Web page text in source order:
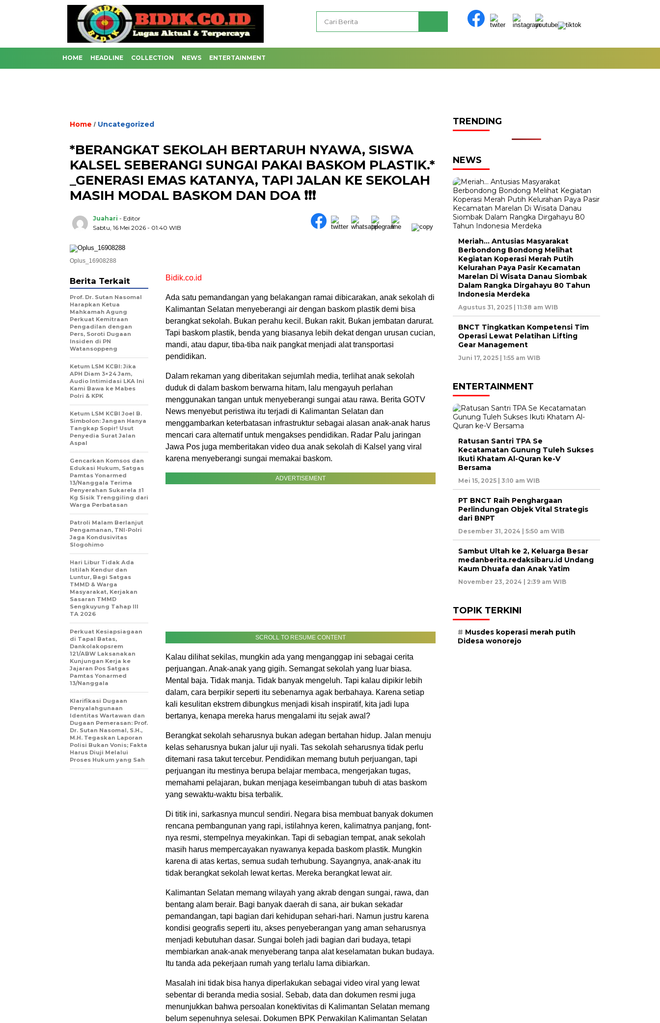
HOME HEADLINE COLLECTION NEWS ENTERTAINMENT
Home / Uncategorized
*BERANGKAT SEKOLAH BERTARUH NYAWA, SISWA
KALSEL SEBERANGI SUNGAI PAKAI BASKOM PLASTIK.*
_GENERASI EMAS KATANYA, TAPI JALAN KE SEKOLAH
MASIH MODAL BASKOM DAN DOA ❗❗❗
Juahari - Editor
Sabtu, 16 Mei 2026 - 01:40 WIB
Oplus_16908288
Bidik.co.id
Ada satu pemandangan yang belakangan ramai dibicarakan, anak sekolah di
Kalimantan Selatan menyeberangi air dengan baskom plastik demi bisa
berangkat sekolah. Bukan perahu kecil. Bukan rakit. Bukan jembatan darurat.
Tapi baskom plastik, benda yang biasanya lebih dekat dengan urusan cucian,
mandi, atau dapur, tiba-tiba naik pangkat menjadi alat transportasi
pendidikan.
Dalam rekaman yang diberitakan sejumlah media, terlihat anak sekolah
duduk di dalam baskom berwarna hitam, lalu mengayuh perlahan
menggunakan tangan untuk menyeberangi sungai atau rawa. Berita GOTV
News menyebut peristiwa itu terjadi di Kalimantan Selatan dan
menggambarkan keterbatasan infrastruktur sebagai alasan anak-anak harus
mencari cara alternatif untuk mengakses pendidikan. Radar Palu jaringan
Jawa Pos juga memberitakan video dua anak sekolah di Kalsel yang viral
karena menyeberangi sungai memakai baskom.
ADVERTISEMENT
SCROLL TO RESUME CONTENT
Kalau dilihat sekilas, mungkin ada yang menganggap ini sebagai cerita
perjuangan. Anak-anak yang gigih. Semangat sekolah yang luar biasa.
Mental baja. Tidak manja. Tidak banyak mengeluh. Tapi kalau dipikir lebih
dalam, cara berpikir seperti itu sebenarnya agak berbahaya. Karena setiap
kali kesulitan ekstrem dibungkus menjadi kisah inspiratif, kita jadi lupa
bertanya, kenapa mereka harus mengalami itu sejak awal?
Berangkat sekolah seharusnya bukan adegan bertahan hidup. Jalan menuju
kelas seharusnya bukan jalur uji nyali. Tas sekolah seharusnya tidak perlu
ditemani rasa takut tercebur. Pendidikan memang butuh perjuangan, tapi
perjuangan itu mestinya berupa belajar membaca, mengerjakan tugas,
memahami pelajaran, bukan menjaga keseimbangan tubuh di atas baskom
yang sewaktu-waktu bisa terbalik.
Di titik ini, sarkasnya muncul sendiri. Negara bisa membuat banyak dokumen
rencana pembangunan yang rapi, istilahnya keren, kalimatnya panjang, font-
nya resmi, stempelnya meyakinkan. Tapi di sebagian tempat, anak sekolah
masih harus mempercayakan nyawanya kepada baskom plastik. Mungkin
karena di atas kertas, semua sudah terhubung. Sayangnya, anak-anak itu
tidak berangkat sekolah lewat kertas. Mereka berangkat lewat air.
Kalimantan Selatan memang wilayah yang akrab dengan sungai, rawa, dan
bentang alam berair. Bagi banyak daerah di sana, air bukan sekadar
pemandangan, tapi bagian dari kehidupan sehari-hari. Namun justru karena
kondisi geografis seperti itu, akses penyeberangan yang aman seharusnya
menjadi kebutuhan dasar. Sungai boleh jadi bagian dari budaya, tetapi
membiarkan anak-anak menyeberang tanpa alat keselamatan bukan budaya.
Itu tanda ada pekerjaan rumah yang terlalu lama dibiarkan.
Masalah ini tidak bisa hanya diperlakukan sebagai video viral yang lewat
sebentar di beranda media sosial. Sebab, data dan dokumen resmi juga
menunjukkan bahwa persoalan konektivitas di Kalimantan Selatan memang
belum sepenuhnya selesai. Dokumen BPK Perwakilan Kalimantan Selatan
Berita Terkait
Prof. Dr. Sutan Nasomal
Harapkan Ketua
Mahkamah Agung
Perkuat Kemitraan
Pengadilan dengan
Pers, Soroti Dugaan
Insiden di PN
Watansoppeng
Ketum LSM KCBI: Jika
APH Diam 3×24 Jam,
Audio Intimidasi LKA Ini
Kami Bawa ke Mabes
Polri & KPK
Ketum LSM KCBI Joel B.
Simbolon: Jangan Hanya
Tangkap Sopir! Usut
Penyedia Surat Jalan
Aspal
Gencarkan Komsos dan
Edukasi Hukum, Satgas
Pamtas Yonarmed
13/Nanggala Terima
Penyerahan Sukarela ±1
Kg Sisik Trenggiling dari
Warga Perbatasan
Patroli Malam Berlanjut
Pengamanan, TNI-Polri
Jaga Kondusivitas
Slogohimo
Hari Libur Tidak Ada
Istilah Kendur dan
Luntur, Bagi Satgas
TMMD & Warga
Masyarakat, Kerjakan
Sasaran TMMD
Sengkuyung Tahap III
TA 2026
Perkuat Kesiapsiagaan
di Tapal Batas,
Dankolakopsrem
121/ABW Laksanakan
Kunjungan Kerja ke
Jajaran Pos Satgas
Pamtas Yonarmed
13/Nanggala
Klarifikasi Dugaan
Penyalahgunaan
Identitas Wartawan dan
Dugaan Pemerasan: Prof.
Dr. Sutan Nasomal, S.H.,
M.H. Tegaskan Laporan
Polisi Bukan Vonis; Fakta
Harus Diuji Melalui
Proses Hukum yang Sah
TRENDING
NEWS
Meriah… Antusias Masyarakat
Berbondong Bondong Melihat
Kegiatan Koperasi Merah Putih
Kelurahan Paya Pasir Kecamatan
Marelan Di Wisata Danau Siombak
Dalam Rangka Dirgahayu 80 Tahun
Indonesia Merdeka
Agustus 31, 2025 | 11:38 am WIB
BNCT Tingkatkan Kompetensi Tim
Operasi Lewat Pelatihan Lifting
Gear Management
Juni 17, 2025 | 1:55 am WIB
ENTERTAINMENT
Ratusan Santri TPA Se
Kecatamatan Gunung Tuleh Sukses
Ikuti Khatam Al-Quran ke-V
Bersama
Mei 15, 2025 | 3:10 am WIB
PT BNCT Raih Penghargaan
Perlindungan Objek Vital Strategis
dari BNPT
Desember 31, 2024 | 5:50 am WIB
Sambut Ultah ke 2, Keluarga Besar
medanberita.redaksibaru.id Undang
Kaum Dhuafa dan Anak Yatim
November 23, 2024 | 2:39 am WIB
TOPIK TERKINI
Musdes koperasi merah putih
Didesa wonorejo